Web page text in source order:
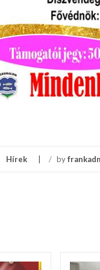
Hírek / by